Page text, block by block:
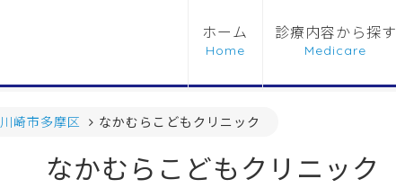
ホーム 診療内容から探す
川崎市多摩区 なかむらこどもクリニック
なかむらこどもクリニック